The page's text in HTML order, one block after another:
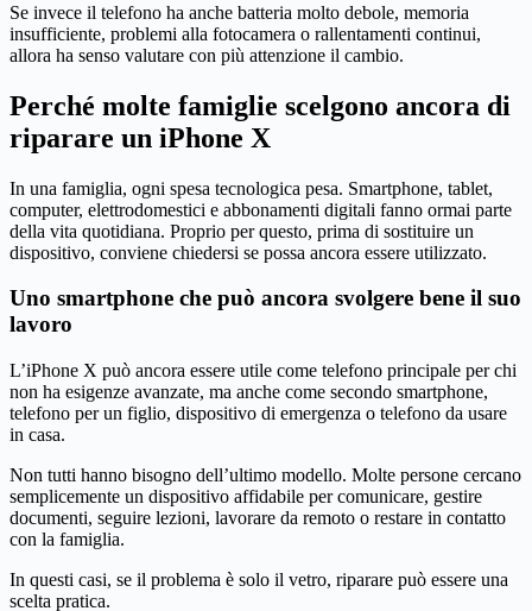
Se invece il telefono ha anche batteria molto debole, memoria
insufficiente, problemi alla fotocamera o rallentamenti continui,
allora ha senso valutare con più attenzione il cambio.
Perché molte famiglie scelgono ancora di
riparare un iPhone X
In una famiglia, ogni spesa tecnologica pesa. Smartphone, tablet,
computer, elettrodomestici e abbonamenti digitali fanno ormai parte
della vita quotidiana. Proprio per questo, prima di sostituire un
dispositivo, conviene chiedersi se possa ancora essere utilizzato.
Uno smartphone che può ancora svolgere bene il suo
lavoro
L’iPhone X può ancora essere utile come telefono principale per chi
non ha esigenze avanzate, ma anche come secondo smartphone,
telefono per un figlio, dispositivo di emergenza o telefono da usare
in casa.
Non tutti hanno bisogno dell’ultimo modello. Molte persone cercano
semplicemente un dispositivo affidabile per comunicare, gestire
documenti, seguire lezioni, lavorare da remoto o restare in contatto
con la famiglia.
In questi casi, se il problema è solo il vetro, riparare può essere una
scelta pratica.